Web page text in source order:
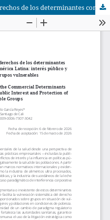
Regulación con enfoque de derechos de los determinantes comerciales de la salud en América Latina: interés público y protección de grupos vulnerables